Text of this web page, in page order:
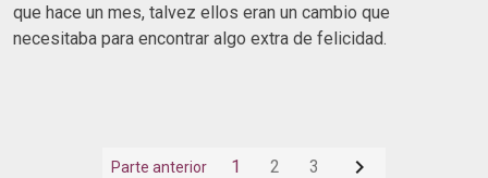
que hace un mes, talvez ellos eran un cambio que
necesitaba para encontrar algo extra de felicidad.
Parte anterior 1 2 3 